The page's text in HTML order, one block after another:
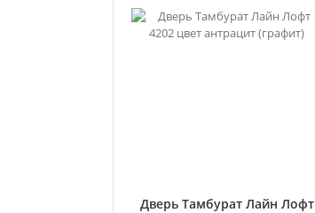
Дверь Тамбурат Лайн Лофт